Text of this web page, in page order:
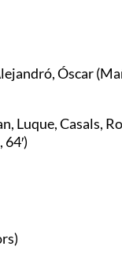
Óscar
Luque, Casals,